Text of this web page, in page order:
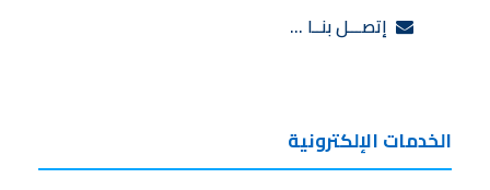
إتصـــل بنــا …
الخدمات الإلكترونية